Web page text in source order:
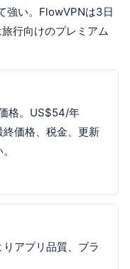
強い。FlowVPNは3日
行向けのプレミアム
格。US$54/年
価格、税金、更新
アプリ品質、ブラ